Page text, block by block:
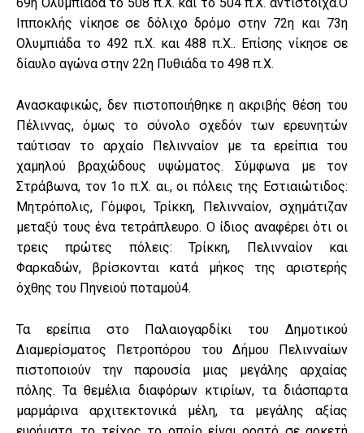
Ιπποκλής νίκησε σε δόλιχο δρόμο στην 72η και 73η
Ολυμπιάδα το 492 π.Χ. και 488 π.Χ.. Επίσης νίκησε σε
δίαυλο αγώνα στην 22η Πυθιάδα το 498 π.Χ.
Ανασκαφικώς, δεν πιστοποιήθηκε η ακριβής θέση του
Πέλιννας, όμως το σύνολο σχεδόν των ερευνητών
ταύτισαν το αρχαίο Πελινναίον με τα ερείπια του
χαμηλού βραχώδους υψώματος. Σύμφωνα με τον
Στράβωνα, τον 1ο π.Χ. αι., οι πόλεις της Εστιαιώτιδος:
Μητρόπολις, Γόμφοι, Τρίκκη, Πελινναίον, σχημάτιζαν
μεταξύ τους ένα τετράπλευρο. Ο ίδιος αναφέρει ότι οι
τρεις πρώτες πόλεις: Τρίκκη, Πελινναίον και
Φαρκαδών, βρίσκονται κατά μήκος της αριστερής
όχθης του Πηνειού ποταμού4.
Τα ερείπια στο Παλαιογαρδίκι του Δημοτικού
Διαμερίσματος Πετροπόρου του Δήμου Πελινναίων
πιστοποιούν την παρουσία μιας μεγάλης αρχαίας
πόλης. Τα θεμέλια διαφόρων κτιρίων, τα διάσπαρτα
μαρμάρινα αρχιτεκτονικά μέλη, τα μεγάλης αξίας